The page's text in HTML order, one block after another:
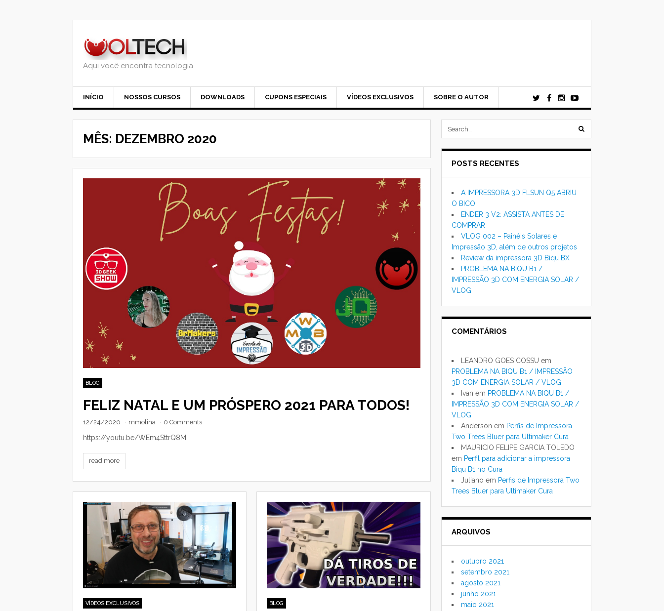
Aqui você encontra tecnologia
INÍCIO NOSSOS CURSOS DOWNLOADS CUPONS ESPECIAIS VÍDEOS EXCLUSIVOS SOBRE O AUTOR
MÊS: DEZEMBRO 2020
BLOG
FELIZ NATAL E UM PRÓSPERO 2021 PARA TODOS!
12/24/2020 · mmolina · 0 Comments
https://youtu.be/WEm4SttrQ8M
read more
VÍDEOS EXCLUSIVOS BLOG
search
POSTS RECENTES
A IMPRESSORA 3D FLSUN Q5 ABRIU
O BICO
ENDER 3 V2: ASSISTA ANTES DE
COMPRAR
VLOG 002 – Painéis Solares e
Impressão 3D, além de outros projetos
Review da impressora 3D Biqu BX
PROBLEMA NA BIQU B1 /
IMPRESSÃO 3D COM ENERGIA SOLAR /
VLOG
COMENTÁRIOS
LEANDRO GOES COSSU em
PROBLEMA NA BIQU B1 / IMPRESSÃO
3D COM ENERGIA SOLAR / VLOG
Ivan em PROBLEMA NA BIQU B1 /
IMPRESSÃO 3D COM ENERGIA SOLAR /
VLOG
Anderson em Perfis de Impressora
Two Trees Bluer para Ultimaker Cura
MAURICIO FELIPE GARCIA TOLEDO
em Perfil para adicionar a impressora
Biqu B1 no Cura
Juliano em Perfis de Impressora Two
Trees Bluer para Ultimaker Cura
ARQUIVOS
outubro 2021
setembro 2021
agosto 2021
junho 2021
maio 2021